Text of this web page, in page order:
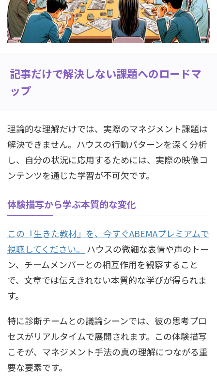
記事だけで解決しない課題へのロードマ
ップ
理論的な理解だけでは、実際のマネジメント課題は
解決できません。ハウスの行動パターンを深く分析
し、自分の状況に応用するためには、実際の映像コ
ンテンツを通じた学習が不可欠です。
体験描写から学ぶ本質的な変化
この『生きた教材』を、今すぐABEMAプレミアムで
視聴してください。
ハウスの微細な表情や声のトー
ン、チームメンバーとの相互作用を観察すること
で、文章では伝えきれない本質的な学びが得られま
す。
特に診断チームとの議論シーンでは、彼の思考プロ
セスがリアルタイムで展開されます。この体験描写
こそが、マネジメント手法の真の理解につながる重
要な要素です。